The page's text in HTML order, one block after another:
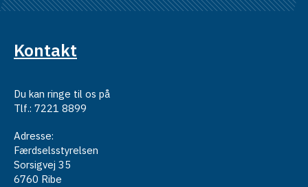
Kontakt
Du kan ringe til os på
Tlf.: 7221 8899
Adresse:
Færdselsstyrelsen
Sorsigvej 35
6760 Ribe